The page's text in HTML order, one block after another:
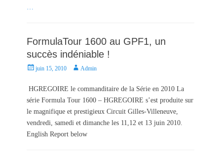
FormulaTour 1600 au GPF1, un
succès indéniable !
P
s
o
n
juin 15, 2010
A
t
Admin
HGREGOIRE le commanditaire de la Série en 2010 La
série Formula Tour 1600 – HGREGOIRE s’est produite sur
le magnifique et prestigieux Circuit Gilles-Villeneuve,
vendredi, samedi et dimanche les 11,12 et 13 juin 2010.
English Report below